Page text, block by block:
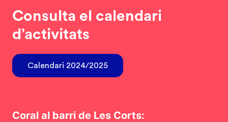
Consulta el calendari
d’activitats
Calendari 2024/2025
Coral al barri de Les Corts: